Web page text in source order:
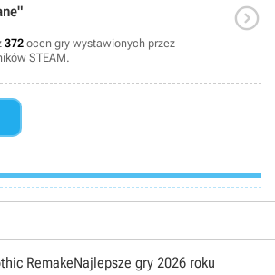
372 ocen gry wystawionych przez
STEAM.

RemakeNajlepsze gry 2026 roku